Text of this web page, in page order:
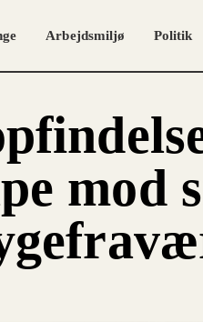
Arbejdsmiljø Politik
mod